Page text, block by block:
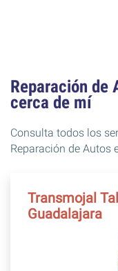
Reparación de
cerca de mí
Consulta todos los
Reparación de Autos
Transmojal
Guadalajara